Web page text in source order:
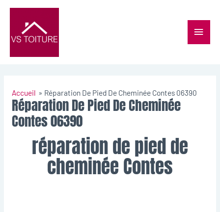
Accueil Réparation De Pied De Cheminée Contes 06390
Réparation De Pied De Cheminée
Contes 06390
réparation de pied de
cheminée Contes